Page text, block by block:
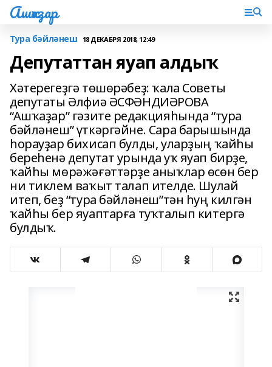
Ашҡаҙар
Тура бәйләнеш 18 ДЕКАБРЯ 2018, 12:49
Депутаттан яуап алдыҡ
Хәтерегеҙгә төшөрәбеҙ: ҡала Советы
депутаты Әлфиә ӘСФӘНДИӘРОВА
“Ашҡаҙар” гәзите редакцияһында “тура
бәйләнеш” үткәргәйне. Сара барышында
һорауҙар бихисап булды, уларҙың ҡайһы
береһенә депутат урында уҡ яуап бирҙе,
ҡайһы мөрәжәғәттәрҙе аныҡлар өсөн бер
ни тиклем ваҡыт талап ителде. Шулай
итеп, беҙ “тура бәйләнеш”тән һуң килгән
ҡайһы бер яуаптарға туҡталып китергә
булдыҡ.